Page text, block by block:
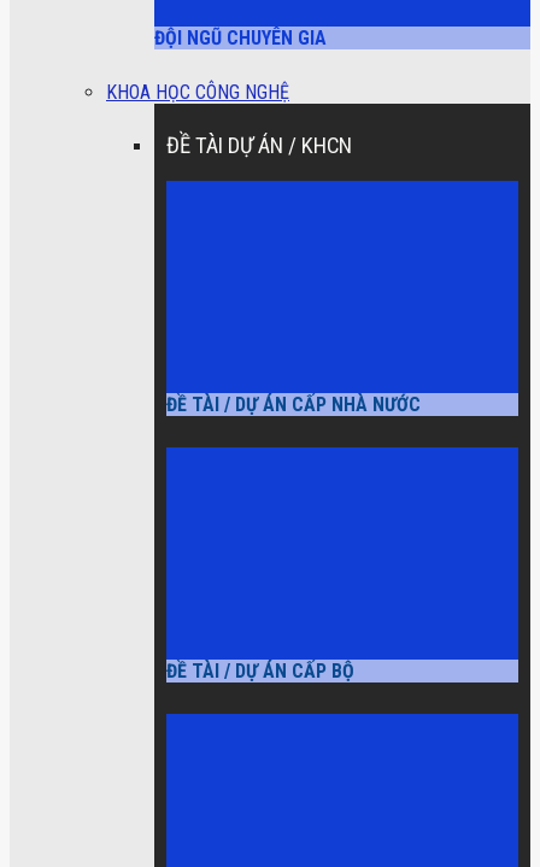
ĐỘI NGŨ CHUYÊN GIA
KHOA HỌC CÔNG NGHỆ
ĐỀ TÀI DỰ ÁN / KHCN
ĐỀ TÀI / DỰ ÁN CẤP NHÀ NƯỚC
ĐỀ TÀI / DỰ ÁN CẤP BỘ